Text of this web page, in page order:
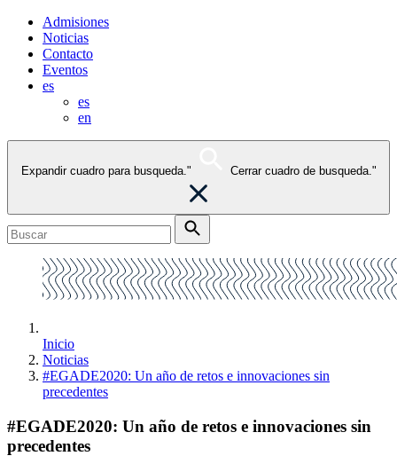
Admisiones
Noticias
Contacto
Eventos
es
es
en
Expandir cuadro para busqueda." Cerrar cuadro de busqueda."
Inicio
Noticias
#EGADE2020: Un año de retos e innovaciones sin
precedentes
#EGADE2020: Un año de retos e innovaciones sin
precedentes